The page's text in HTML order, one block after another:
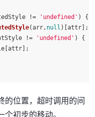
!= 'undefined' ) {
(arr, null )[attr];
!= 'undefined' ) {
[attr];
的位置，超时调用的间
初步的移动。